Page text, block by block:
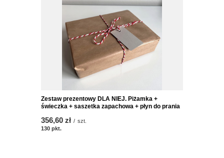
Zestaw prezentowy DLA NIEJ. Piżamka +
świeczka + saszetka zapachowa + płyn do prania
356,60 zł / szt.
130 pkt.